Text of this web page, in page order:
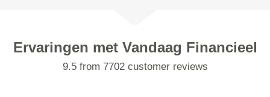
Ervaringen met Vandaag Financieel
9.5 from 7702 customer reviews